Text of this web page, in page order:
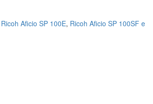
Ricoh Aficio SP 100E, Ricoh Aficio SP 100SF e